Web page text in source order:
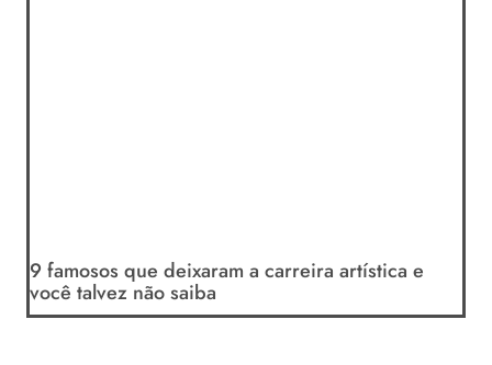
9 famosos que deixaram a carreira artística e
você talvez não saiba